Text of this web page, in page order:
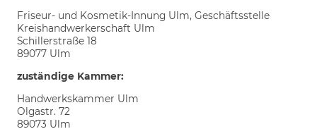
Friseur- und Kosmetik-Innung Ulm, Geschäftsstelle
Kreishandwerkerschaft Ulm
Schillerstraße 18
89077 Ulm
zuständige Kammer:
Handwerkskammer Ulm
Olgastr. 72
89073 Ulm